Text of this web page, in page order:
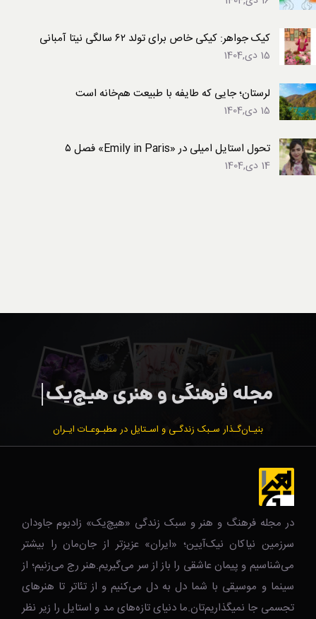
کیک جواهر: کیکی خاص برای تولد ۶۲ سالگی نیتا آمبانی
15 دی,1404
لرستان؛ جایی که طایفه با طبیعت هم‌خانه است
15 دی,1404
تحول استایل امیلی در «Emily in Paris» فصل ۵
14 دی,1404
بنیـان‌گـذار سـبک زندگـی و اسـتایل در مطبـوعـات ایـران
در مجله فرهنگ و هنر و سبک زندگی‌ «هیچ‌یک» زادبوم جاودان
سرزمین نیاکان نیک‌‌‌آیین؛ «ایران» عزیزتر از جان‌مان را بیشتر
می‌شناسیم و پیمان عاشقی را باز از سر می‌گیریم.هنر رج می‌زنیم؛ از
سینما و موسیقی با شما دل به دل می‌کنیم و از تئاتر تا هنرهای
تجسمی جا نمیگذاریم‌تان.ما دنیای تازه‌های مد و استایل را زیر نظر